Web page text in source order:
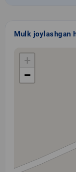
Mulk joylashgan
+
−